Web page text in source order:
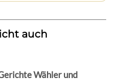
auch
Wähler und